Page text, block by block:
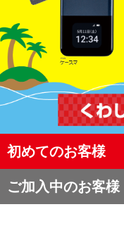
初めてのお客様
ご加入中のお客様